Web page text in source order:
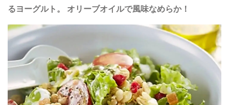
るヨーグルト。 オリーブオイルで風味なめらか！